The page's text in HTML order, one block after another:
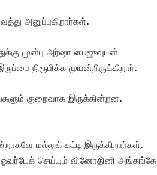
அனுப்புகிறார்கள்.
முன்பு அர்ஷா பைஜுவுடன்
நிரூபிக்க முயன்றிருக்கிறார்.
குறைவாக இருக்கின்றன.
மல்லுக் கட்டி இருக்கிறார்கள்.
செய்யும் வினோதினி அங்கங்கே